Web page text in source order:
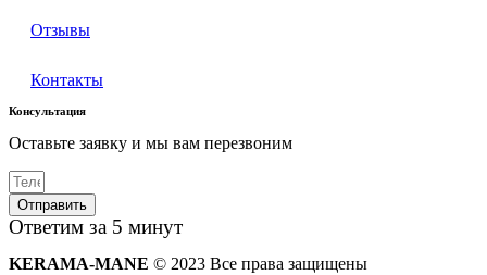
Отзывы
Контакты
Консультация
Оставьте заявку и мы вам перезвоним
Отправить
Ответим за 5 минут
KERAMA-MANE © 2023 Все права защищены